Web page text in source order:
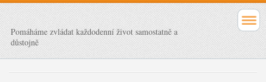
Pomáháme zvládat každodenní život samostatně a
důstojně